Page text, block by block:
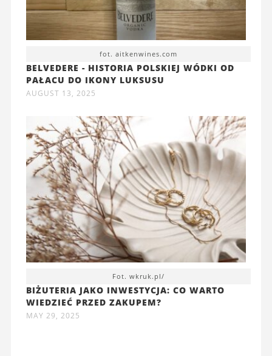
fot. aitkenwines.com
BELVEDERE - HISTORIA POLSKIEJ WÓDKI OD
PAŁACU DO IKONY LUKSUSU
AUGUST 13, 2025
Fot. wkruk.pl/
BIŻUTERIA JAKO INWESTYCJA: CO WARTO
WIEDZIEĆ PRZED ZAKUPEM?
MAY 29, 2025